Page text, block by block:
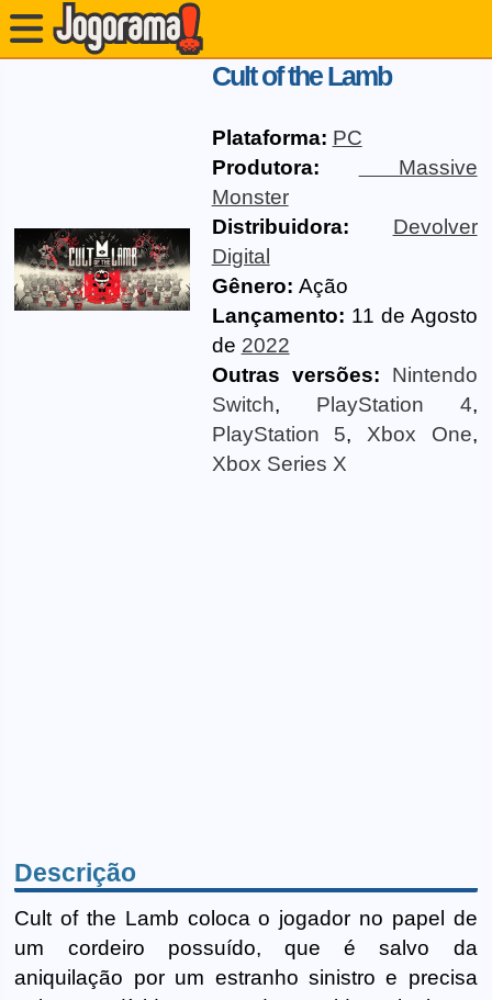
Cult of the Lamb
Plataforma: PC
Produtora:
Massive
Monster
Distribuidora:
Devolver
Digital
Gênero: Ação
Lançamento: 11 de Agosto
de 2022
Outras versões:
Nintendo
Switch, PlayStation 4,
PlayStation 5, Xbox One,
Xbox Series X
Descrição
Cult of the Lamb coloca o jogador no papel de
um cordeiro possuído, que é salvo da
aniquilação por um estranho sinistro e precisa